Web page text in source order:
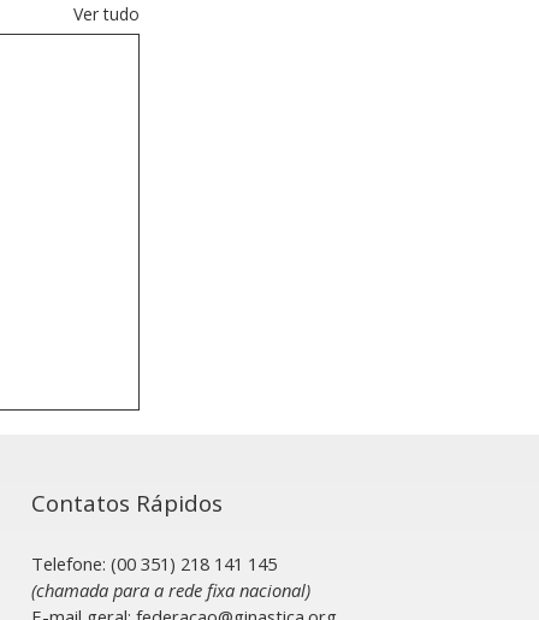
Ver tudo
Contatos Rápidos
Telefone: (00 351) 218 141 145
(chamada para a rede fixa nacional)